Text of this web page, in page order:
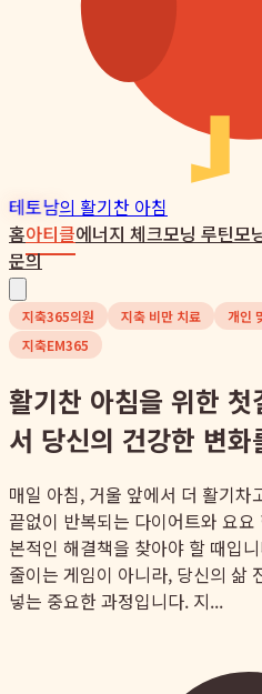
테토남의 활기찬 아침
홈아티클에너지 체크모닝 루틴모
문의
지축365의원 지축 비만 치료 개인
지축EM365
활기찬 아침을 위한
서 당신의 건강한 변
매일 아침, 거울 앞에서 더 활기차
끝없이 반복되는 다이어트와 요
본적인 해결책을 찾아야 할 때입
줄이는 게임이 아니라, 당신의 삶
넣는 중요한 과정입니다. 지...